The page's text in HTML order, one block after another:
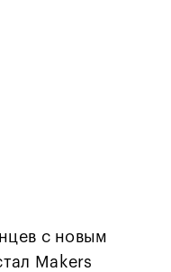
с новым
Makers